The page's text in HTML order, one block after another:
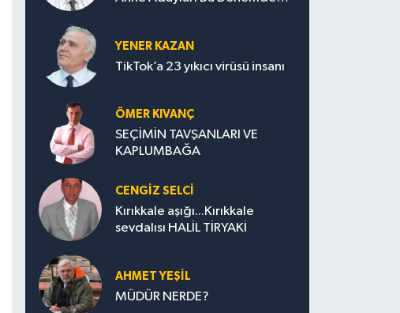
YENER KAZAN
TikTok’a 23 yıkıcı virüsü insanı
ÖMER KIVANÇ
SEÇİMİN TAVŞANLARI VE
KAPLUMBAĞA
CENGİZ SELCİ
Kırıkkale aşığı...Kırıkkale
sevdalısı HALİL TİRYAKİ
AHMET YEŞİL
MÜDÜR NERDE?